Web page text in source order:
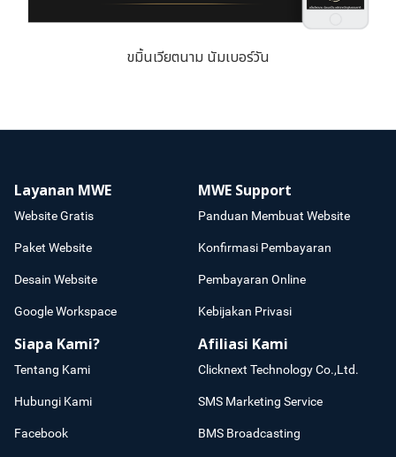
ขมิ้นเวียตนาม นัมเบอร์วัน
Layanan MWE
Website Gratis
Paket Website
Desain Website
Google Workspace
MWE Support
Panduan Membuat Website
Konfirmasi Pembayaran
Pembayaran Online
Kebijakan Privasi
Siapa Kami?
Tentang Kami
Hubungi Kami
Facebook
Afiliasi Kami
Clicknext Technology Co.,Ltd.
SMS Marketing Service
BMS Broadcasting